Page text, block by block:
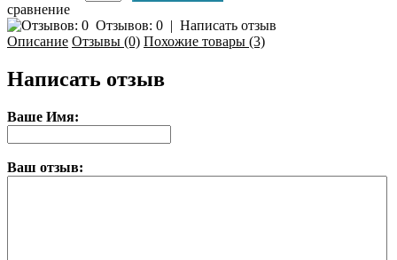
сравнение
Отзывов: 0 | Написать отзыв
Описание Отзывы (0) Похожие товары (3)
Написать отзыв
Ваше Имя:
Ваш отзыв: